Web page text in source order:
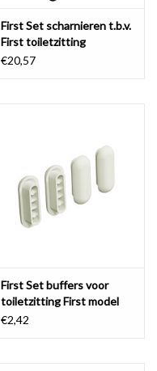
First Set scharnieren t.b.v.
First toiletzitting
€20,57
First Set buffers voor
toiletzitting First model
48cm, set van 4 stuks
€2,42